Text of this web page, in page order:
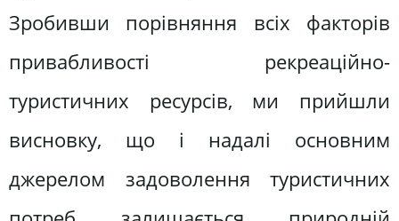
Зробивши порівняння всіх факторів
привабливості рекреаційно-
туристичних ресурсів, ми прийшли
висновку, що і надалі основним
джерелом задоволення туристичних